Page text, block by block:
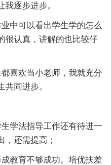
逐步进步。
中可以看出学生学的怎么
很认真，讲解的也比较仔
喜欢当小老师，我就充分
同进步。
学法指导工作还有待进一
，还需提高；
教育不够成功。培优扶差